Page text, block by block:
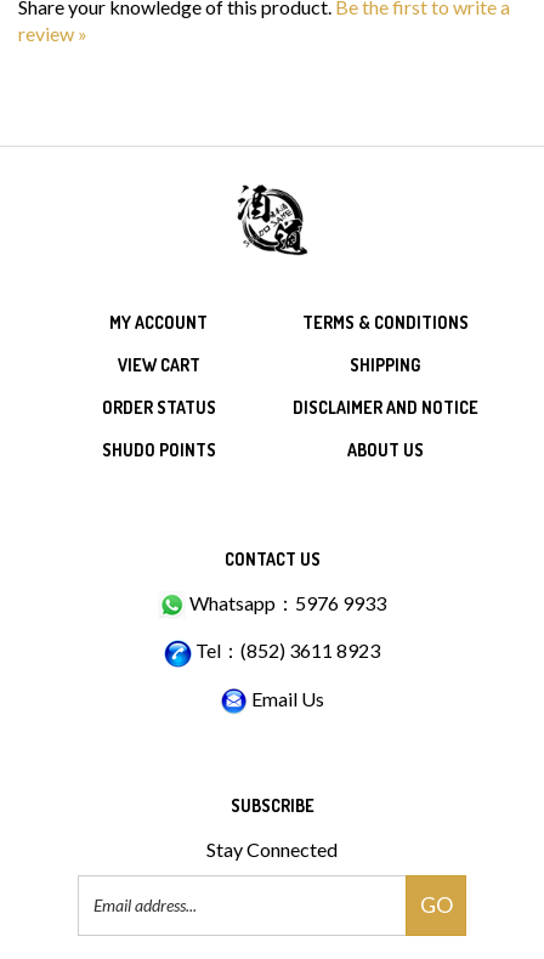
review »
MY ACCOUNT
VIEW CART
ORDER STATUS
SHUDO POINTS
TERMS & CONDITIONS
SHIPPING
DISCLAIMER AND NOTICE
ABOUT US
CONTACT US
Whatsapp：5976 9933
Tel：(852) 3611 8923
Email Us
SUBSCRIBE
Stay Connected
GO